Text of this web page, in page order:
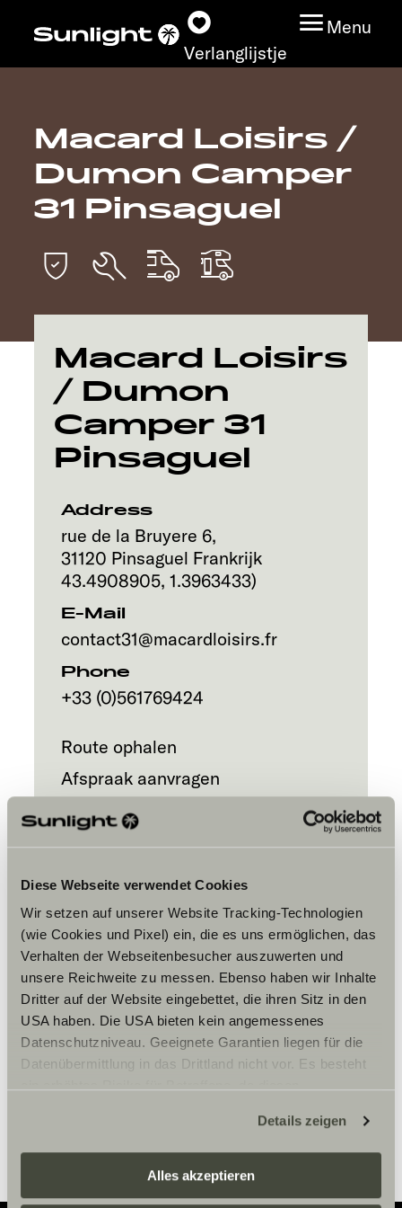
Diese Webseite verwendet Cookies
Wir setzen auf unserer Website Tracking-Technologien
(wie Cookies und Pixel) ein, die es uns ermöglichen, das
Verhalten der Webseitenbesucher auszuwerten und
unsere Reichweite zu messen. Ebenso haben wir Inhalte
Dritter auf der Website eingebettet, die ihren Sitz in den
USA haben. Die USA bieten kein angemessenes
Datenschutzniveau. Geeignete Garantien liegen für die
Datenübermittlung in das Drittland nicht vor. Es besteht
zustehen. Eingesetzte Dienstleister können Daten für
eigene Zwecke verarbeiten und mit anderen Daten
zusammenführen. Weitere Informationen finden Sie hier:
Datenschutzerklärung
Details zeigen
Alles akzeptieren
Verlanglijstje
Menu
Modeloverzicht
Configurator
Vind jouw Sunlight
Ontdek
Service
Macard Loisirs /
Dumon Camper
31 Pinsaguel
Macard Loisirs
/ Dumon
Camper 31
Pinsaguel
Address
rue de la Bruyere 6,
31120 Pinsaguel Frankrijk
43.4908905, 1.3963433)
E-Mail
contact31@macardloisirs.fr
Phone
+33 (0)561769424
Route ophalen
Afspraak aanvragen
Accepteer marketing-cookies om
de tour te bekijken.
Cookie-instellingen